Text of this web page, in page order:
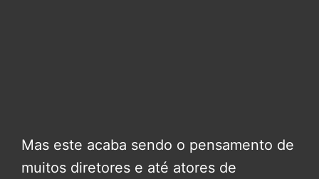
Mas este acaba sendo o pensamento de
muitos diretores e até atores de